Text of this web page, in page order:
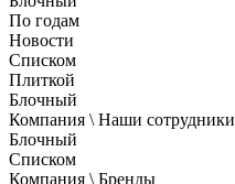
По годам
Новости
Списком
Плиткой
Блочный
Компания \ Наши сотрудники
Блочный
Списком
Компания \ Бренды